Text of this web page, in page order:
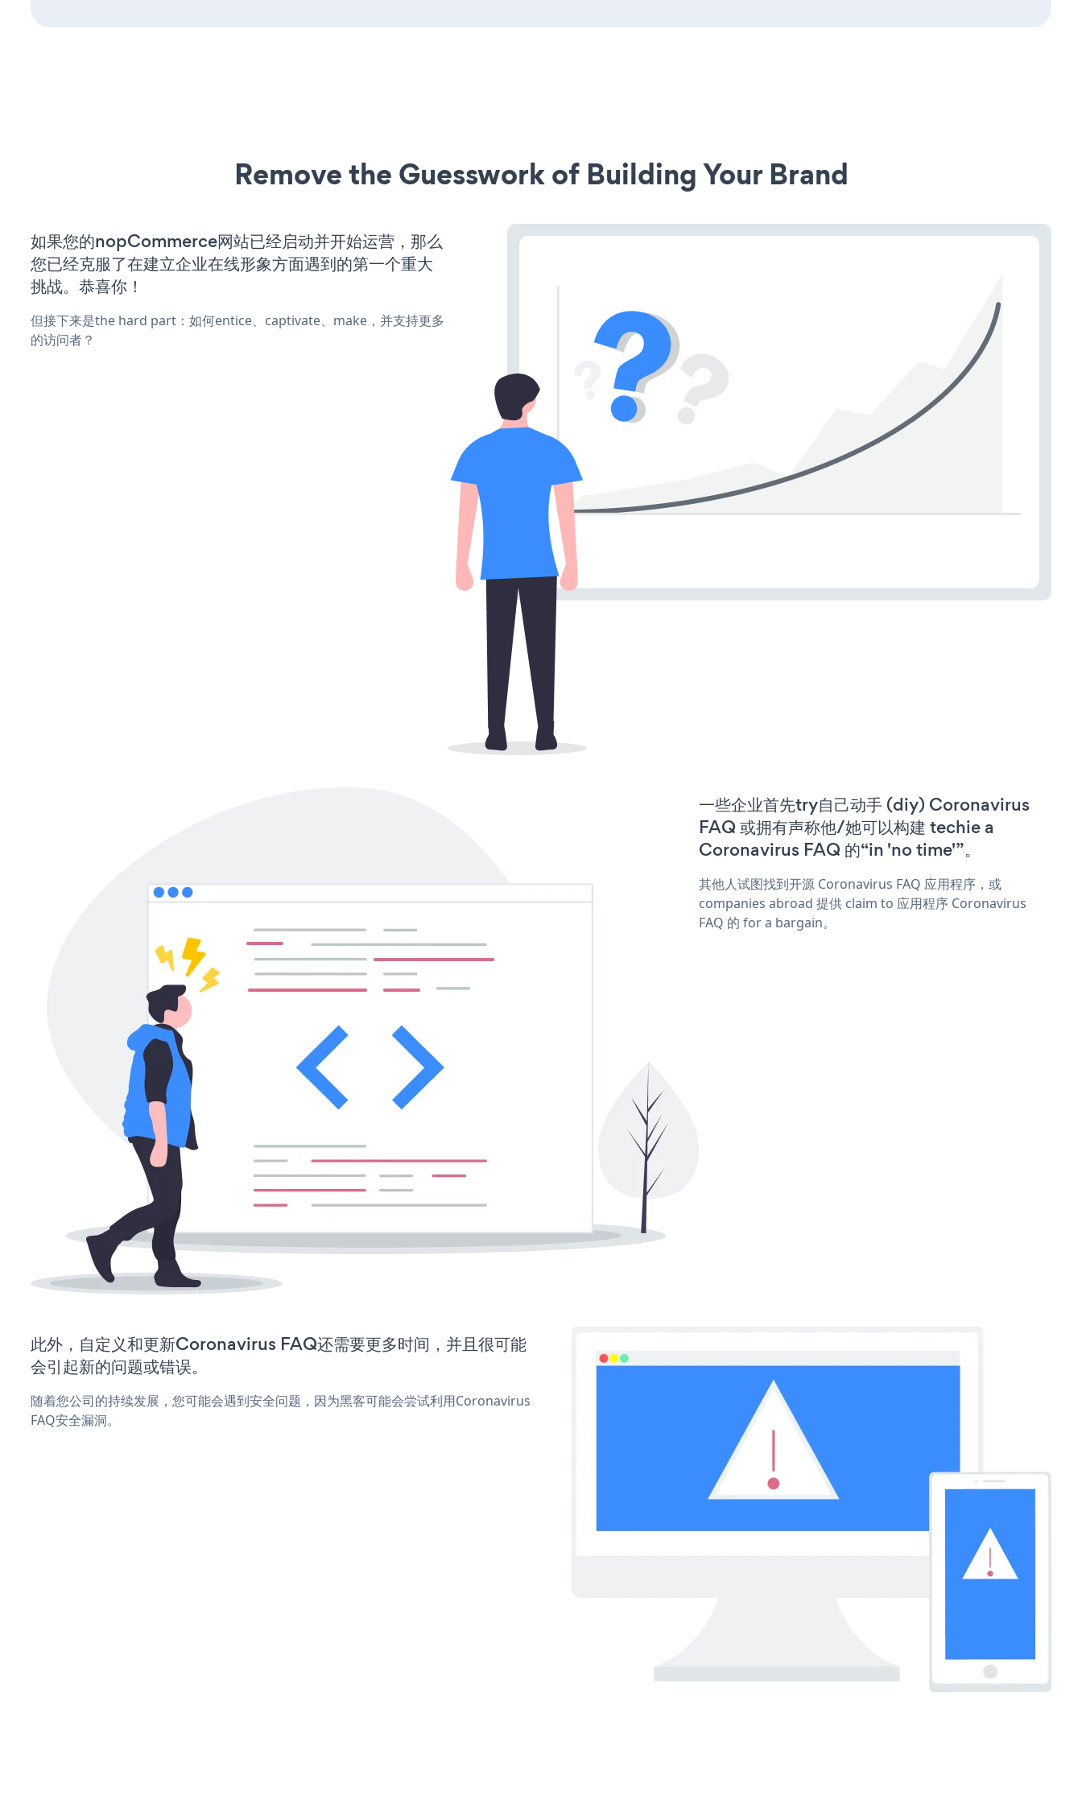
Remove the Guesswork of Building Your Brand
如果您的nopCommerce网站已经启动并开始运营，那么
您已经克服了在建立企业在线形象方面遇到的第一个重大
挑战。恭喜你！
但接下来是the hard part：如何entice、captivate、make，并支持更多
的访问者？
一些企业首先try自己动手 (diy) Coronavirus
FAQ 或拥有声称他/她可以构建 techie a
Coronavirus FAQ 的“in 'no time'”。
其他人试图找到开源 Coronavirus FAQ 应用程序，或
companies abroad 提供 claim to 应用程序 Coronavirus
FAQ 的 for a bargain。
此外，自定义和更新Coronavirus FAQ还需要更多时间，并且很可能
会引起新的问题或错误。
随着您公司的持续发展，您可能会遇到安全问题，因为黑客可能会尝试利用Coronavirus
FAQ安全漏洞。